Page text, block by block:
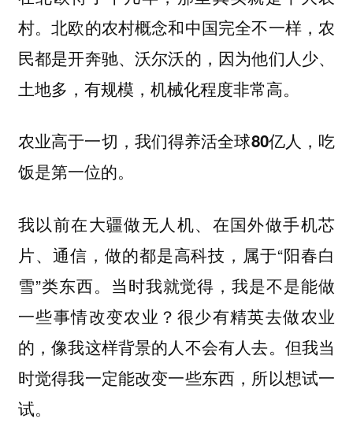
村。北欧的农村概念和中国完全不一样，农
民都是开奔驰、沃尔沃的，因为他们人少、
土地多，有规模，机械化程度非常高。
农业高于一切，我们得养活全球80亿人，吃
饭是第一位的。
我以前在大疆做无人机、在国外做手机芯
片、通信，做的都是高科技，属于“阳春白
雪”类东西。 当时我就觉得，我是不是能做
一些事情改变农业？很少有精英去做农业
的，像我这样背景的人不会有人去。但我当
时觉得我一定能改变一些东西，所以想试一
试。